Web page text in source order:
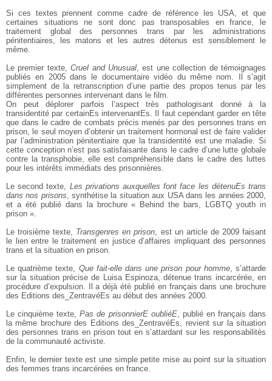
Si ces textes prennent comme cadre de référence les USA, et que
certaines situations ne sont donc pas transposables en france, le
traitement global des personnes trans par les administrations
pénitentiaires, les matons et les autres détenus est sensiblement le
même.
Le premier texte,Cruel and Unusual , est une collection de témoignages
publiés en 2005 dans le documentaire vidéo du même nom. Il s’agit
simplement de la retranscription d’une partie des propos tenus par les
différentes personnes intervenant dans le film.
On peut déplorer parfois l’aspect très pathologisant donné à la
transidentité par certainEs intervenantEs. Il faut cependant garder en tête
que dans le cadre de combats précis menés par des personnes trans en
prison, le seul moyen d’obtenir un traitement hormonal est de faire valider
par l’administration pénitentiaire que la transidentité est une maladie. Si
cette conception n’est pas satisfaisante dans le cadre d’une lutte globale
contre la transphobie, elle est compréhensible dans le cadre des luttes
pour les intérêts immédiats des prisonnières.
Le second texte, Les privations auxquelles font face les détenuEs trans
dans nos prisons , synthétise la situation aux USA dans les années 2000,
et a été publié dans la brochure « Behind the bars, LGBTQ youth in
prison ».
Le troisième texte,
Transgenres en prison , est un article de 2009 faisant
le lien entre le traitement en justice d’affaires impliquant des personnes
trans et la situation en prison.
Le quatrième texte, Que fait-elle dans une prison pour homme, s’attarde
sur la situation précise de Luisa Espinoza, détenue trans incarcérée, en
procédure d’expulsion. Il a déjà été publié en français dans une brochure
des Editions des_ZentravéEs au début des années 2000.
Le cinquième texte,Pas de prisonnierE oubliéE, publié en français dans
la même brochure des Editions des_ZentravéEs, revient sur la situation
des personnes trans en prison tout en s’attardant sur les responsabilités
de la communauté activiste.
Enfin, le dernier texte est une simple petite mise au point sur la situation
des femmes trans incarcérées en france.